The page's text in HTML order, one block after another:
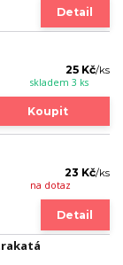
Detail
25 Kč/ks
skladem 3 ks
Koupit
23 Kč/ks
na dotaz
Detail